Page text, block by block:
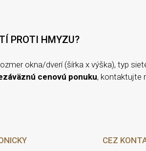
PROTI HMYZU?
okna/dverí (šírka x výška), typ
cenovú ponuku, kontaktujte
CEZ